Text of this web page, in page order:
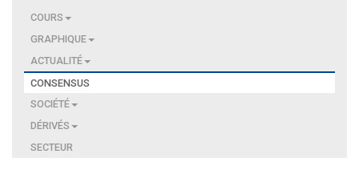
COURS
GRAPHIQUE
ACTUALITÉ
CONSENSUS
SOCIÉTÉ
DÉRIVÉS
SECTEUR